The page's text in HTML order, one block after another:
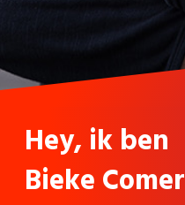
Hey, ik ben
Bieke Comer